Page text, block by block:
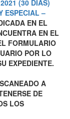
(30 DÍAS)
ESPECIAL –
EN EL
EN EL
FORMULARIO
POR LO
EXPEDIENTE.
A
DE
LOS